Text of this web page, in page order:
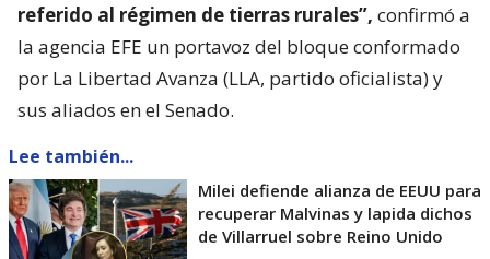
referido al régimen de tierras rurales”, confirmó a
la agencia EFE un portavoz del bloque conformado
por La Libertad Avanza (LLA, partido oficialista) y
sus aliados en el Senado.
Lee también...
Milei defiende alianza de EEUU para
recuperar Malvinas y lapida dichos
de Villarruel sobre Reino Unido